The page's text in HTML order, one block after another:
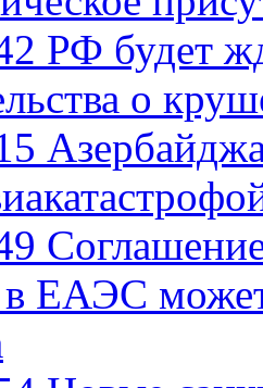
РФ будет
о
в ЕАЭС